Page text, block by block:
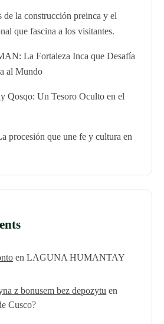
de la construcción preinca y el
que fascina a los visitantes.
La Fortaleza Inca que Desafía
al Mundo
Qosqo: Un Tesoro Oculto en el
procesión que une fe y cultura en
enLAGUNA HUMANTAY
z bonusem bez depozytu en
Cusco?